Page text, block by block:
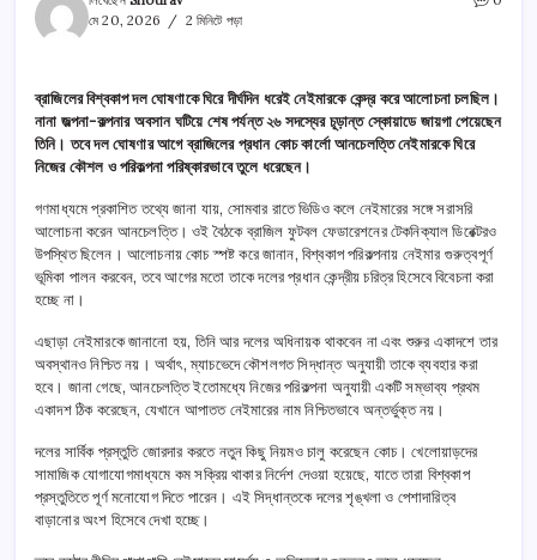
মে 20, 2026
2 মিনিটে পড়া
ব্রাজিলের বিশ্বকাপ দল ঘোষণাকে ঘিরে দীর্ঘদিন ধরেই নেইমারকে কেন্দ্র করে আলোচনা চলছিল।
নানা জল্পনা-কল্পনার অবসান ঘটিয়ে শেষ পর্যন্ত ২৬ সদস্যের চূড়ান্ত স্কোয়াডে জায়গা পেয়েছেন
তিনি। তবে দল ঘোষণার আগে ব্রাজিলের প্রধান কোচ কার্লো আনচেলত্তি নেইমারকে ঘিরে
নিজের কৌশল ও পরিকল্পনা পরিষ্কারভাবে তুলে ধরেছেন।
গণমাধ্যমে প্রকাশিত তথ্যে জানা যায়, সোমবার রাতে ভিডিও কলে নেইমারের সঙ্গে সরাসরি
আলোচনা করেন আনচেলত্তি। ওই বৈঠকে ব্রাজিল ফুটবল ফেডারেশনের টেকনিক্যাল ডিরেক্টরও
উপস্থিত ছিলেন। আলোচনায় কোচ স্পষ্ট করে জানান, বিশ্বকাপ পরিকল্পনায় নেইমার গুরুত্বপূর্ণ
ভূমিকা পালন করবেন, তবে আগের মতো তাকে দলের প্রধান কেন্দ্রীয় চরিত্র হিসেবে বিবেচনা করা
হচ্ছে না।
এছাড়া নেইমারকে জানানো হয়, তিনি আর দলের অধিনায়ক থাকবেন না এবং শুরুর একাদশে তার
অবস্থানও নিশ্চিত নয়। অর্থাৎ, ম্যাচভেদে কৌশলগত সিদ্ধান্ত অনুযায়ী তাকে ব্যবহার করা
হবে। জানা গেছে, আনচেলত্তি ইতোমধ্যে নিজের পরিকল্পনা অনুযায়ী একটি সম্ভাব্য প্রথম
একাদশ ঠিক করেছেন, যেখানে আপাতত নেইমারের নাম নিশ্চিতভাবে অন্তর্ভুক্ত নয়।
দলের সার্বিক প্রস্তুতি জোরদার করতে নতুন কিছু নিয়মও চালু করেছেন কোচ। খেলোয়াড়দের
সামাজিক যোগাযোগমাধ্যমে কম সক্রিয় থাকার নির্দেশ দেওয়া হয়েছে, যাতে তারা বিশ্বকাপ
প্রস্তুতিতে পূর্ণ মনোযোগ দিতে পারেন। এই সিদ্ধান্তকে দলের শৃঙ্খলা ও পেশাদারিত্ব
বাড়ানোর অংশ হিসেবে দেখা হচ্ছে।